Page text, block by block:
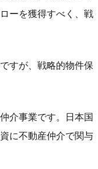
ーを獲得すべく、戦
すが、戦略的物件保
介事業です。日本国
に不動産仲介で関与